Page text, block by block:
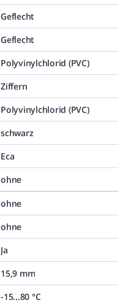
Geflecht
Geflecht
Polyvinylchlorid (PVC)
Ziffern
Polyvinylchlorid (PVC)
schwarz
Eca
ohne
ohne
ohne
Ja
15,9 mm
-15...80 °C